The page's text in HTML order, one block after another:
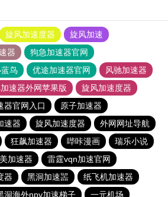
旋风加速度器
旋风加速
器
狗急加速器官网
鸟 优途加速器官网
风驰加速器
速器外网苹果版
旋风加速度器
器官网入口
原子加速器
速器 旋风加速度器
外网网址导航
狂飙加速器 哔咔漫画
瑞乐小说
加速器
雷霆vqn加速官网
器 黑洞加速噐
纸飞机加速器
洞海外npv加速梯子
一元机场